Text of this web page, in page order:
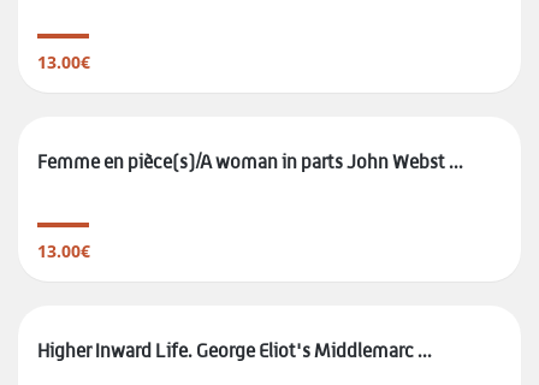
13.00€
Femme en pièce(s)/A woman in parts John Webst ...
13.00€
Higher Inward Life. George Eliot's Middlemarc ...